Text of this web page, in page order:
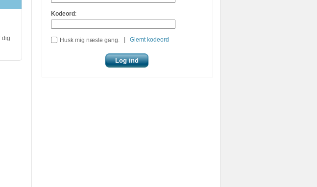
Kodeord :
Husk mig næste gang. Glemt kodeord
dig